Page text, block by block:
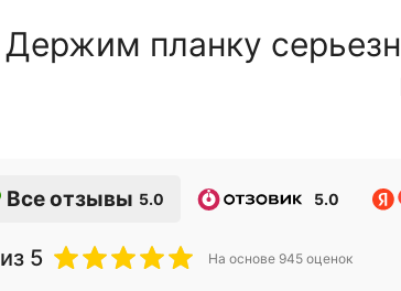
Держим планку
Все отзывы 5.0 5.0
из 5 На основе 945 оценок